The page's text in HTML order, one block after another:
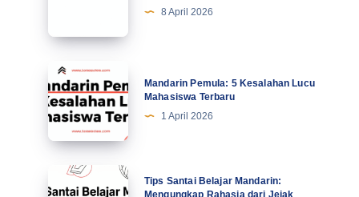
Profesional
Tingkatkan
Motivasi
di
Abad
Ke-
8 April 2026
Mandarin
Pemula:
5
Kesalahan
Lucu
Mahasiswa
Terbaru
Mandarin Pemula: 5 Kesalahan Lucu
Mahasiswa Terbaru
1 April 2026
Tips
Santai
Tips Santai Belajar Mandarin:
Mengungkap Rahasia dari Jejak